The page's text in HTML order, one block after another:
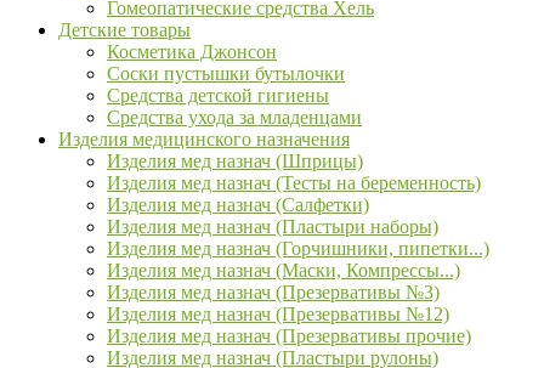
Гомеопатические средства Хель
Детские товары
Косметика Джонсон
Соски пустышки бутылочки
Средства детской гигиены
Средства ухода за младенцами
Изделия медицинского назначения
Изделия мед назнач (Шприцы)
Изделия мед назнач (Тесты на беременность)
Изделия мед назнач (Салфетки)
Изделия мед назнач (Пластыри наборы)
Изделия мед назнач (Горчишники, пипетки...)
Изделия мед назнач (Маски, Компрессы...)
Изделия мед назнач (Презервативы №3)
Изделия мед назнач (Презервативы №12)
Изделия мед назнач (Презервативы прочие)
Изделия мед назнач (Пластыри рулоны)